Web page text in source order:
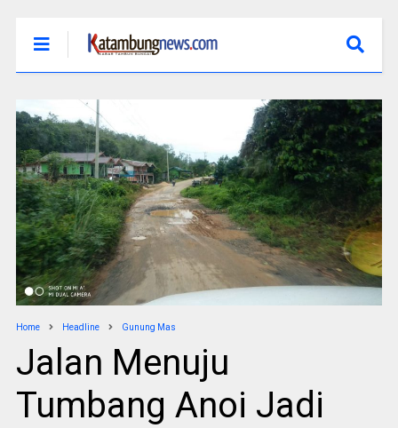
Home Headline Gunung Mas
Jalan Menuju
Tumbang Anoi Jadi